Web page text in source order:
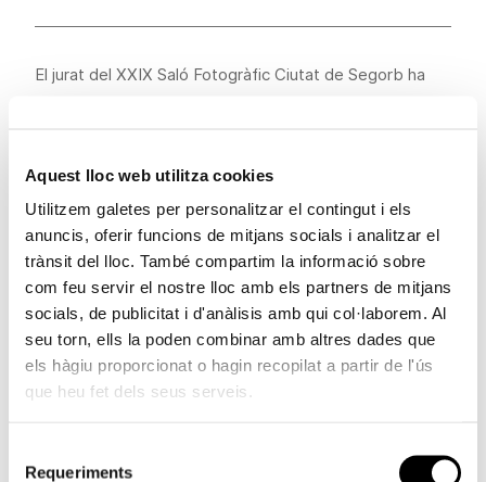
Aquest lloc web utilitza cookies
Utilitzem galetes per personalitzar el contingut i els
anuncis, oferir funcions de mitjans socials i analitzar el
trànsit del lloc. També compartim la informació sobre
com feu servir el nostre lloc amb els partners de mitjans
socials, de publicitat i d'anàlisis amb qui col·laborem. Al
seu torn, ells la poden combinar amb altres dades que
els hàgiu proporcionat o hagin recopilat a partir de l'ús
que heu fet dels seus serveis.
Requeriments
El jurat del XXIX Saló Fotogràfic Ciutat de Segorb ha
principio
per tema aspectes de les comarques de l'Alt Palància o
de l'Alt Millars, el guardó s'ha concedit a Miguel Vicent
López per la seua obra Herraje al caballo de Ramón.
A esta edició del certamen fotogràfic de la Comissió
Delegada de la Fundació Bancaixa a Segorb s'han
presentat un total de 160 fotografies, de les quals 100
visible l'arquitectura, el paisatge, les festes populars o